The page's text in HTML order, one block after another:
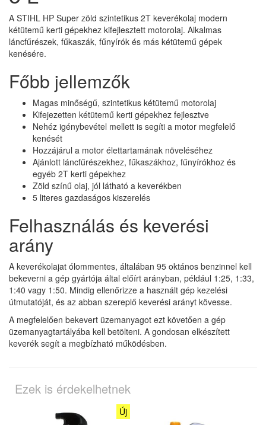
A STIHL HP Super zöld szintetikus 2T keverékolaj modern
kétütemű kerti gépekhez kifejlesztett motorolaj. Alkalmas
láncfűrészek, fűkaszák, fűnyírók és más kétütemű gépek
kenésére.
Főbb jellemzők
Magas minőségű, szintetikus kétütemű motorolaj
Kifejezetten kétütemű kerti gépekhez fejlesztve
Nehéz igénybevétel mellett is segíti a motor megfelelő
kenését
Hozzájárul a motor élettartamának növeléséhez
Ajánlott láncfűrészekhez, fűkaszákhoz, fűnyírókhoz és
egyéb 2T kerti gépekhez
Zöld színű olaj, jól látható a keverékben
5 literes gazdaságos kiszerelés
Felhasználás és keverési
arány
A keverékolajat ólommentes, általában 95 oktános benzinnel kell
bekeverni a gép gyártója által előírt arányban, például 1:25, 1:33,
1:40 vagy 1:50. Mindig ellenőrizze a használt gép kezelési
útmutatóját, és az abban szereplő keverési arányt kövesse.
A megfelelően bekevert üzemanyagot ezt követően a gép
üzemanyagtartályába kell betölteni. A gondosan elkészített
keverék segít a megbízható működésben.
Ezek is érdekelhetnek
Új